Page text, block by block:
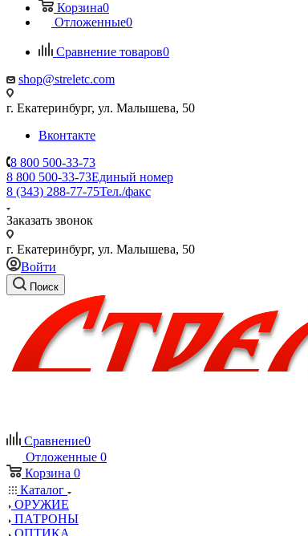
Корзина0
Отложенные0
Сравнение товаров0
shop@streletc.com
г. Екатеринбург, ул. Малышева, 50
Вконтакте
8 800 500-33-73
8 800 500-33-73Единый номер
8 (343) 288-77-75Тел./факс
Заказать звонок
г. Екатеринбург, ул. Малышева, 50
Войти
Поиск
Сравнение0
Отложенные 0
Корзина 0
Каталог
ОРУЖИЕ
ПАТРОНЫ
ОПТИКА